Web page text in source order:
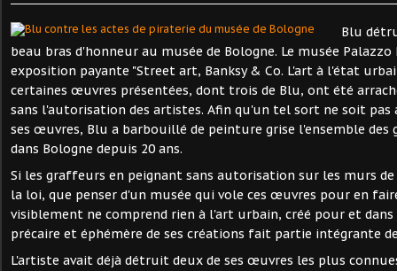
Blu
beau bras d'honneur au musée de Bologne. Le musée
exposition payante "Street art, Banksy & Co. L'art à l'état
certaines œuvres présentées, dont trois de Blu, ont été
sans l'autorisation des artistes. Afin qu'un tel sort ne soit pas
ses œuvres, Blu a barbouillé de peinture grise l'ensemble des
dans Bologne depuis 20 ans.
Si les graffeurs en peignant sans autorisation sur les murs
la loi, que penser d'un musée qui vole ces œuvres pour en
visiblement ne comprend rien à l'art urbain, créé pour et
précaire et éphémère de ses créations fait partie intégrante
L'artiste avait déjà détruit deux de ses œuvres les plus